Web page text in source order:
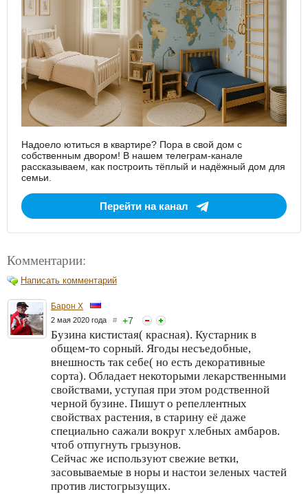
Надоело ютиться в квартире? Пора в свой дом с
собственным двором! В нашем телеграм-канале
рассказываем, как построить тёплый и надёжный дом для
семьи.
Перейти на канал
Комментарии:
Написать комментарий
Барон Х
2 мая 2020 года # +7
Бузина кистистая( красная). Кустарник в
общем-то сорный. Ягоды несъедобные,
внешность так себе( но есть декоративные
сорта). Обладает некоторыми лекарственными
свойствами, уступая при этом родственной
черной бузине. Пишут о репеллентных
свойствах растения, в старину её даже
специально сажали вокруг хлебных амбаров.
чтоб отпугнуть грызунов.
Сейчас же используют свежие ветки,
засовываемые в норы и настои зеленых частей
против листогрызущих.